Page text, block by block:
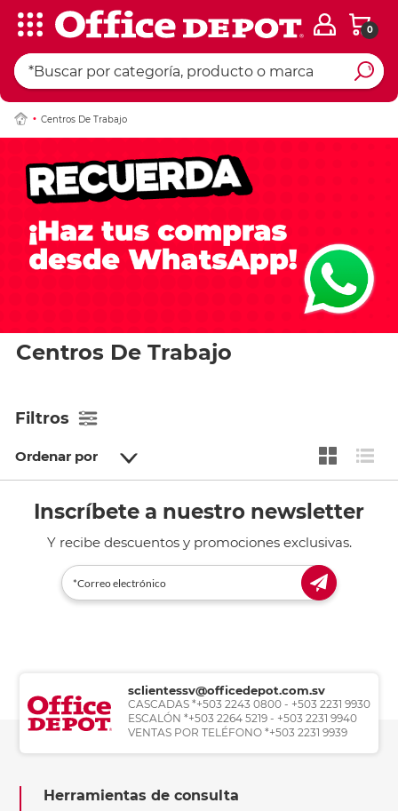
0
Centros De Trabajo
Centros De Trabajo
Filtros
Ordenar por
Inscríbete a nuestro newsletter
Y recibe descuentos y promociones exclusivas.
sclientessv@officedepot.com.sv
CASCADAS *+503 2243 0800 - +503 2231 9930
ESCALÓN *+503 2264 5219 - +503 2231 9940
VENTAS POR TELÉFONO *+503 2231 9939
Herramientas de consulta